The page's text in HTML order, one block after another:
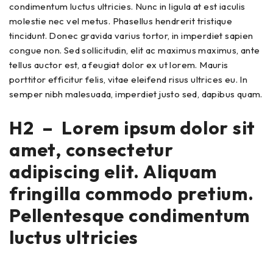
condimentum luctus ultricies. Nunc in ligula at est iaculis
molestie nec vel metus. Phasellus hendrerit tristique
tincidunt. Donec gravida varius tortor, in imperdiet sapien
congue non. Sed sollicitudin, elit ac maximus maximus, ante
tellus auctor est, a feugiat dolor ex ut lorem. Mauris
porttitor efficitur felis, vitae eleifend risus ultrices eu. In
semper nibh malesuada, imperdiet justo sed, dapibus quam.
H2 – Lorem ipsum dolor sit
amet, consectetur
adipiscing elit. Aliquam
fringilla commodo pretium.
Pellentesque condimentum
luctus ultricies